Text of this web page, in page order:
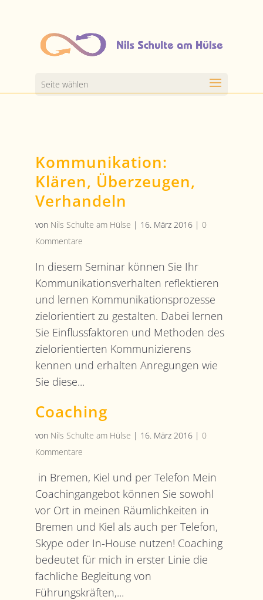
Seite wählen
Kommunikation:
Klären, Überzeugen,
Verhandeln
von Nils Schulte am Hülse | 16. März 2016| 0
Kommentare
In diesem Seminar können Sie Ihr
Kommunikationsverhalten reflektieren
und lernen Kommunikationsprozesse
zielorientiert zu gestalten. Dabei lernen
Sie Einflussfaktoren und Methoden des
zielorientierten Kommunizierens
kennen und erhalten Anregungen wie
Sie diese...
Coaching
von Nils Schulte am Hülse | 16. März 2016| 0
Kommentare
in Bremen, Kiel und per Telefon Mein
Coachingangebot können Sie sowohl
vor Ort in meinen Räumlichkeiten in
Bremen und Kiel als auch per Telefon,
Skype oder In-House nutzen! Coaching
bedeutet für mich in erster Linie die
fachliche Begleitung von
Führungskräften,...